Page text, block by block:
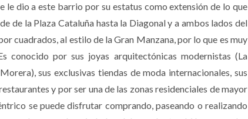
le dio a este barrio por su estatus como extensión de lo que
de la Plaza Cataluña hasta la Diagonal y a ambos lados del
cuadrados, al estilo de la Gran Manzana, por lo que es muy
conocido por sus joyas arquitectónicas modernistas (La
sus exclusivas tiendas de moda internacionales, sus
y por ser una de las zonas residenciales de mayor
se puede disfrutar comprando, paseando o realizando